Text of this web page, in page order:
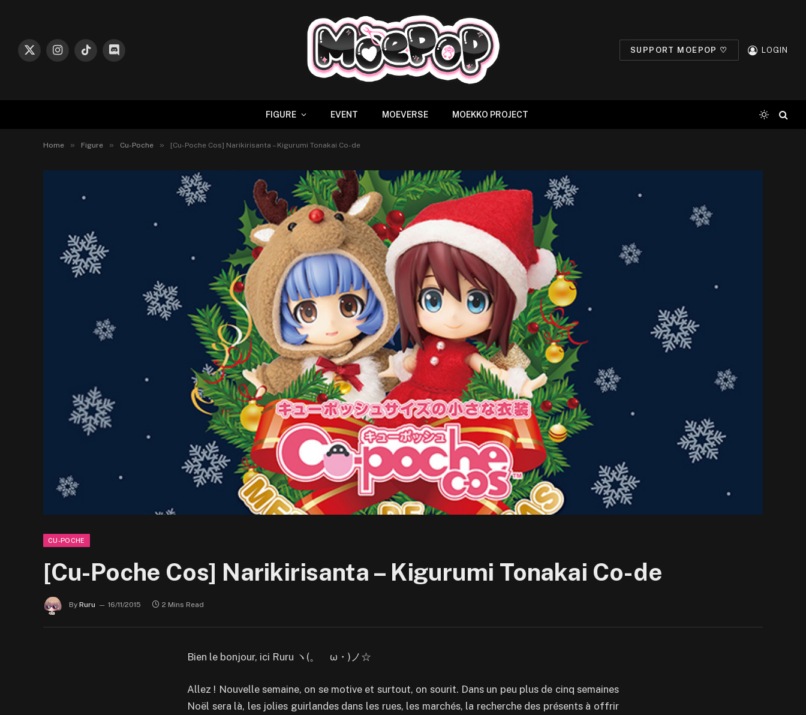
X
InstagramTikTokDiscord
SUPPORT MOEPOP ♡ LOGIN
FIGURE EVENT MOEVERSE MOEKKO PROJECT
Home » Figure » Cu-Poche » [Cu-Poche Cos] Narikirisanta – Kigurumi Tonakai Co-de
CU-POCHE
[Cu-Poche Cos] Narikirisanta – Kigurumi Tonakai Co-de
By Ruru 16/11/2015 2 Mins Read
Bien le bonjour, ici Ruru ヽ(。ゝω・)ノ☆
Allez ! Nouvelle semaine, on se motive et surtout, on sourit. Dans un peu plus de cinq semaines
Noël sera là, les jolies guirlandes dans les rues, les marchés, la recherche des présents à offrir